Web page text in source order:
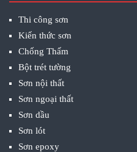
Thi công sơn
Kiến thức sơn
Chống Thấm
Bột trét tường
Sơn nội thất
Sơn ngoại thất
Sơn dầu
Sơn lót
Sơn epoxy